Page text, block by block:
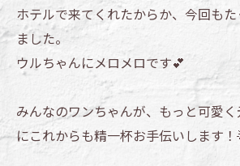
ホテルで来てくれたからか、今回も
ました。
ウルちゃんにメロメロです💕
みんなのワンちゃんが、もっと可愛
にこれからも精一杯お手伝いします！